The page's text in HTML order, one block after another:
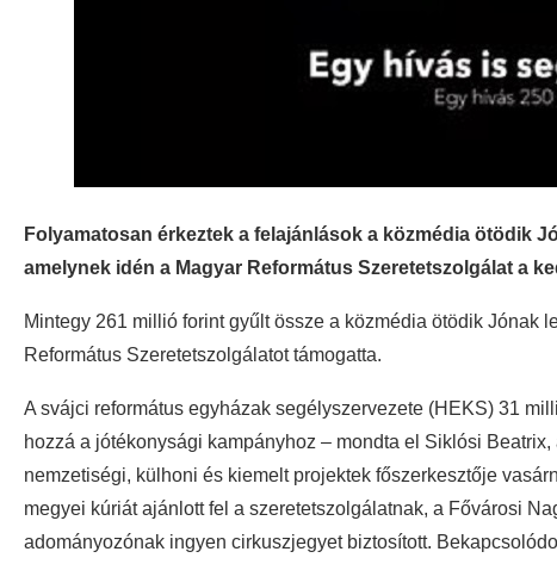
Folyamatosan érkeztek a felajánlások a közmédia ötödik
amelynek idén a Magyar Református Szeretetszolgálat a
Mintegy 261 millió forint gyűlt össze a közmédia ötödik
Református Szeretetszolgálatot támogatta.
A svájci református egyházak segélyszervezete (HEKS) 31
hozzá a jótékonysági kampányhoz – mondta el Siklósi
nemzetiségi, külhoni és kiemelt projektek főszerkesztője
megyei kúriát ajánlott fel a szeretetszolgálatnak, a Fővárosi
adományozónak ingyen cirkuszjegyet biztosított.